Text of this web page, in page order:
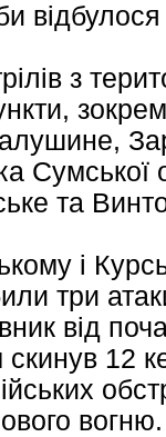
з
Сумської
та
і
три
від
скинув 12
вогню.